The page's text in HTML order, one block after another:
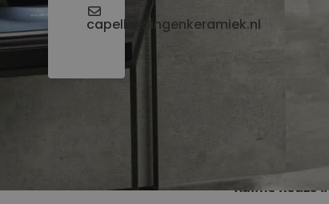
capelle@lingenkeramiek.nl
Waarom
Ruime keuze